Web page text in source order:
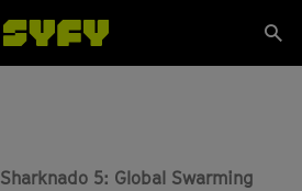
Sharknado 5: Global Swarming